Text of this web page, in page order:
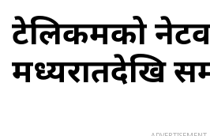
टेलिकमको
मध्यरातदेखि